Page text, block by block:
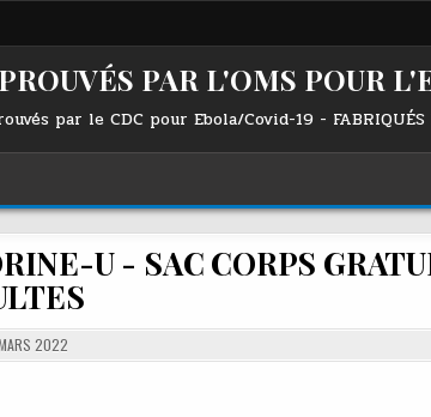
PAR L'OMS POUR
par le CDC pour Ebola/Covid-19 - FABRIQUÉS
U - SAC CORPS
2022